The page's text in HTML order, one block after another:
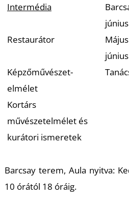
Intermédia
Restaurátor
Képzőművészet-
elmélet
Kortárs
művészetelmélet és
kurátori ismeretek
Barcsay terem, Aula nyitva:
10 órától 18 óráig.